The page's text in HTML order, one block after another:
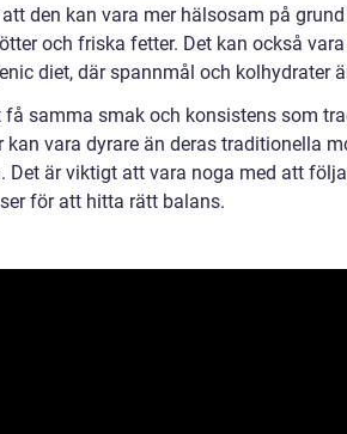
den kan vara mer hälsosam på
och friska fetter. Det kan också
diet, där spannmål och kolhydrater
samma smak och konsistens som
vara dyrare än deras traditionella
Det är viktigt att vara noga med att
för att hitta rätt balans.